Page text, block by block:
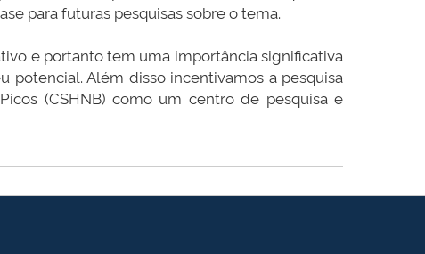
para futuras pesquisas sobre o tema.
e portanto tem uma importância significativa
potencial. Além disso incentivamos a pesquisa
(CSHNB) como um centro de pesquisa e